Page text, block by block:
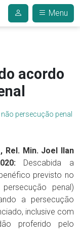
Menu
acordo
persecução penal
Rel. Min. Joel Ilan
Descabida a
previsto no
penal)
a persecução
inclusive com
proferido pelo